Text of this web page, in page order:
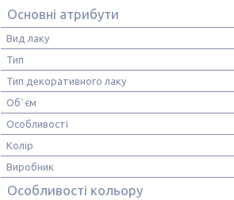
Основні атрибути
Вид лаку
Тип
Тип декоративного лаку
Об`єм
Особливості
Колір
Виробник
Особливості кольору